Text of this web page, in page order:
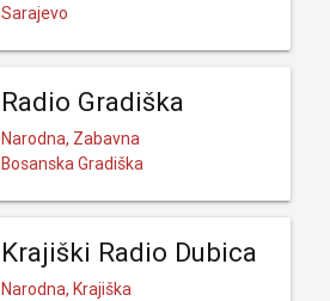
Sarajevo
Radio Gradiška
Narodna, Zabavna
Bosanska Gradiška
Krajiški Radio Dubica
Narodna, Krajiška